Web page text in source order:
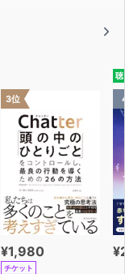
3位
¥1,980
チケット
聴